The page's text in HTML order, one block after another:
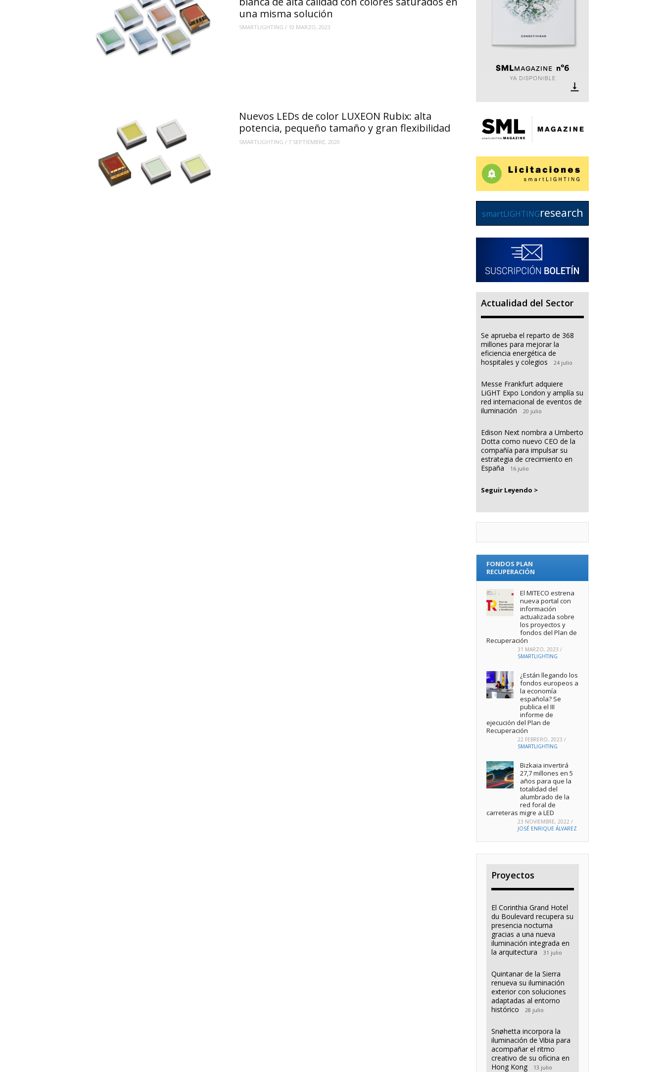
una misma solución
SMARTLIGHTING / 10 MARZO, 2023
Nuevos LEDs de color LUXEON Rubix: alta
potencia, pequeño tamaño y gran flexibilidad
SMARTLIGHTING / 7 SEPTIEMBRE, 2020
smartLIGHTINGresearch
Actualidad del Sector
Se aprueba el reparto de 368
millones para mejorar la
eficiencia energética de
hospitales y colegios
24 julio
Messe Frankfurt adquiere
LiGHT Expo London y amplía su
red internacional de eventos de
iluminación
20 julio
Edison Next nombra a Umberto
Dotta como nuevo CEO de la
compañía para impulsar su
estrategia de crecimiento en
España
16 julio
Seguir Leyendo >
FONDOS PLAN
RECUPERACIÓN
El MITECO estrena
nueva portal con
información
actualizada sobre
los proyectos y
fondos del Plan de
Recuperación
31 MARZO, 2023 /
SMARTLIGHTING
¿Están llegando los
fondos europeos a
la economía
española? Se
publica el III
informe de
ejecución del Plan de
Recuperación
22 FEBRERO, 2023 /
SMARTLIGHTING
Bizkaia invertirá
27,7 millones en 5
años para que la
totalidad del
alumbrado de la
red foral de
carreteras migre a LED
23 NOVIEMBRE, 2022 /
JOSÉ ENRIQUE ÁLVAREZ
Proyectos
El Corinthia Grand Hotel
du Boulevard recupera su
presencia nocturna
gracias a una nueva
iluminación integrada en
la arquitectura
31 julio
Quintanar de la Sierra
renueva su iluminación
exterior con soluciones
adaptadas al entorno
histórico
28 julio
Snøhetta incorpora la
iluminación de Vibia para
acompañar el ritmo
creativo de su oficina en
Hong Kong
13 julio